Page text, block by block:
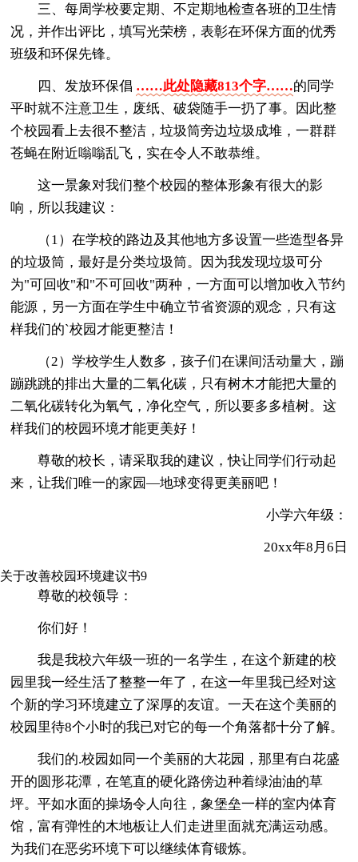
三、每周学校要定期、不定期地检查各班的卫生情
况，并作出评比，填写光荣榜，表彰在环保方面的优秀
班级和环保先锋。
四、发放环保倡 ……此处隐藏813个字……的同学
平时就不注意卫生，废纸、破袋随手一扔了事。因此整
个校园看上去很不整洁，垃圾筒旁边垃圾成堆，一群群
苍蝇在附近嗡嗡乱飞，实在令人不敢恭维。
这一景象对我们整个校园的整体形象有很大的影
响，所以我建议：
（1）在学校的路边及其他地方多设置一些造型各异
的垃圾筒，最好是分类垃圾筒。因为我发现垃圾可分
为"可回收"和"不可回收"两种，一方面可以增加收入节约
能源，另一方面在学生中确立节省资源的观念，只有这
样我们的`校园才能更整洁！
（2）学校学生人数多，孩子们在课间活动量大，蹦
蹦跳跳的排出大量的二氧化碳，只有树木才能把大量的
二氧化碳转化为氧气，净化空气，所以要多多植树。这
样我们的校园环境才能更美好！
尊敬的校长，请采取我的建议，快让同学们行动起
来，让我们唯一的家园—地球变得更美丽吧！
小学六年级：
20xx年8月6日
关于改善校园环境建议书9
尊敬的校领导：
你们好！
我是我校六年级一班的一名学生，在这个新建的校
园里我一经生活了整整一年了，在这一年里我已经对这
个新的学习环境建立了深厚的友谊。一天在这个美丽的
校园里待8个小时的我已对它的每一个角落都十分了解。
我们的.校园如同一个美丽的大花园，那里有白花盛
开的圆形花潭，在笔直的硬化路傍边种着绿油油的草
坪。平如水面的操场令人向往，象堡垒一样的室内体育
馆，富有弹性的木地板让人们走进里面就充满运动感。
为我们在恶劣环境下可以继续体育锻炼。